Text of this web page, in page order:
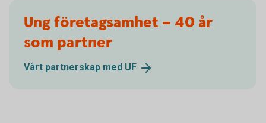
Ung företagsamhet – 40 år
som partner
Vårt partnerskap med UF